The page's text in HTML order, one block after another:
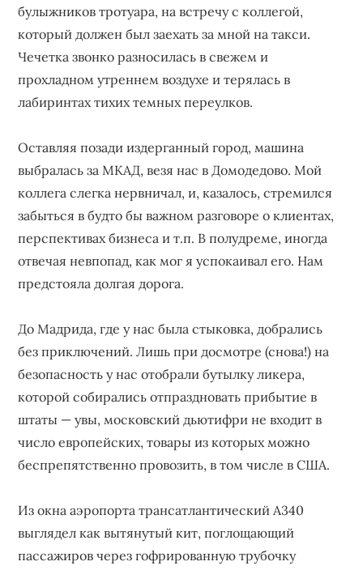
булыжников тротуара, на встречу с коллегой,
который должен был заехать за мной на такси.
Чечетка звонко разносилась в свежем и
прохладном утреннем воздухе и терялась в
лабиринтах тихих темных переулков.
Оставляя позади издерганный город, машина
выбралась за МКАД, везя нас в Домодедово. Мой
коллега слегка нервничал, и, казалось, стремился
забыться в будто бы важном разговоре о клиентах,
перспективах бизнеса и т.п. В полудреме, иногда
отвечая невпопад, как мог я успокаивал его. Нам
предстояла долгая дорога.
До Мадрида, где у нас была стыковка, добрались
без приключений. Лишь при досмотре (снова!) на
безопасность у нас отобрали бутылку ликера,
которой собирались отпраздновать прибытие в
штаты — увы, московский дьютифри не входит в
число европейских, товары из которых можно
беспрепятственно провозить, в том числе в США.
Из окна аэропорта трансатлантический А340
выглядел как вытянутый кит, поглощающий
пассажиров через гофрированную трубочку